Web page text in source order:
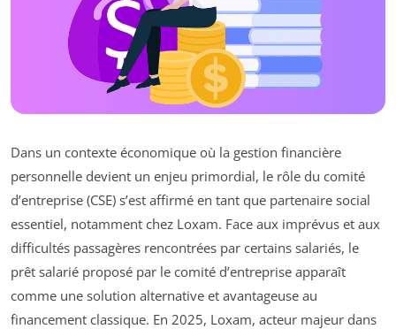
Dans un contexte économique où la gestion financière
personnelle devient un enjeu primordial, le rôle du comité
d’entreprise (CSE) s’est affirmé en tant que partenaire social
essentiel, notamment chez Loxam. Face aux imprévus et aux
difficultés passagères rencontrées par certains salariés, le
prêt salarié proposé par le comité d’entreprise apparaît
comme une solution alternative et avantageuse au
financement classique. En 2025, Loxam, acteur majeur dans